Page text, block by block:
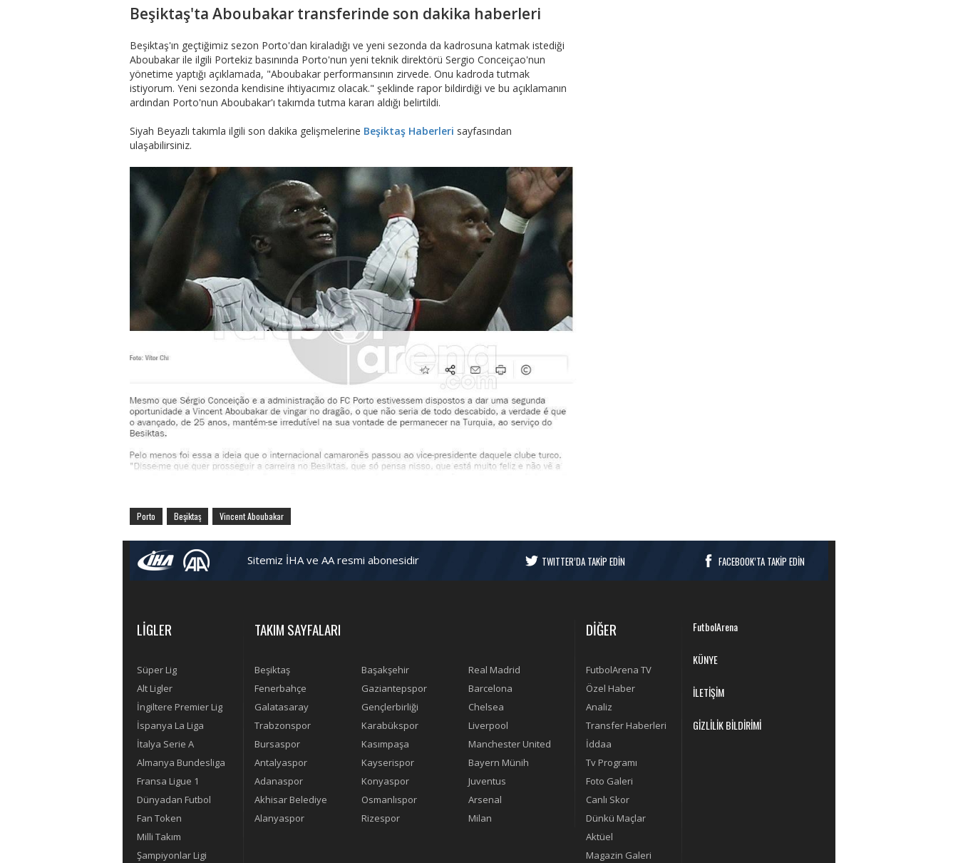
Beşiktaş'ta Aboubakar transferinde son dakika haberleri
Beşiktaş'ın geçtiğimiz sezon Porto'dan kiraladığı ve yeni sezonda da kadrosuna katmak istediği
Aboubakar ile ilgili Portekiz basınında Porto'nun yeni teknik direktörü Sergio Conceiçao'nun
yönetime yaptığı açıklamada, "Aboubakar performansının zirvede. Onu kadroda tutmak
istiyorum. Yeni sezonda kendisine ihtiyacımız olacak." şeklinde rapor bildirdiği ve bu açıklamanın
ardından Porto'nun Aboubakar'ı takımda tutma kararı aldığı belirtildi.
Siyah Beyazlı takımla ilgili son dakika gelişmelerine Beşiktaş Haberleri sayfasından
ulaşabilirsiniz.
Porto Beşiktaş Vincent Aboubakar
Sitemiz İHA ve AA resmi abonesidir TWITTER’DA TAKİP EDİN FACEBOOK’TA TAKİP EDİN
LİGLER
Süper Lig
Alt Ligler
İngiltere Premier Lig
İspanya La Liga
İtalya Serie A
Almanya Bundesliga
Fransa Ligue 1
Dünyadan Futbol
Fan Token
Milli Takım
Şampiyonlar Ligi
TAKIM SAYFALARI
Beşiktaş Başakşehir
Real Madrid
Fenerbahçe
Gaziantepspor
Barcelona
Galatasaray
Gençlerbirliği
Chelsea
Trabzonspor
Karabükspor
Liverpool
Bursaspor
Kasımpaşa
Manchester United
Antalyaspor
Kayserispor
Bayern Münih
Adanaspor
Konyaspor
Juventus
Akhisar Belediye
Osmanlıspor
Arsenal
Alanyaspor
Rizespor Milan
DİĞER
FutbolArena TV
Özel Haber
Analiz
Transfer Haberleri
İddaa
Tv Programı
Foto Galeri
Canlı Skor
Dünkü Maçlar
Aktüel
Magazin Galeri
FutbolArena
KÜNYE
İLETİŞİM
GİZLİLİK BİLDİRİMİ